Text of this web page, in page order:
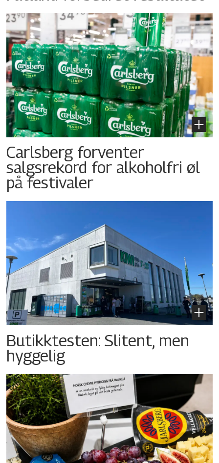
Carlsberg forventer
salgsrekord for alkoholfri øl
på festivaler
Butikktesten: Slitent, men
hyggelig